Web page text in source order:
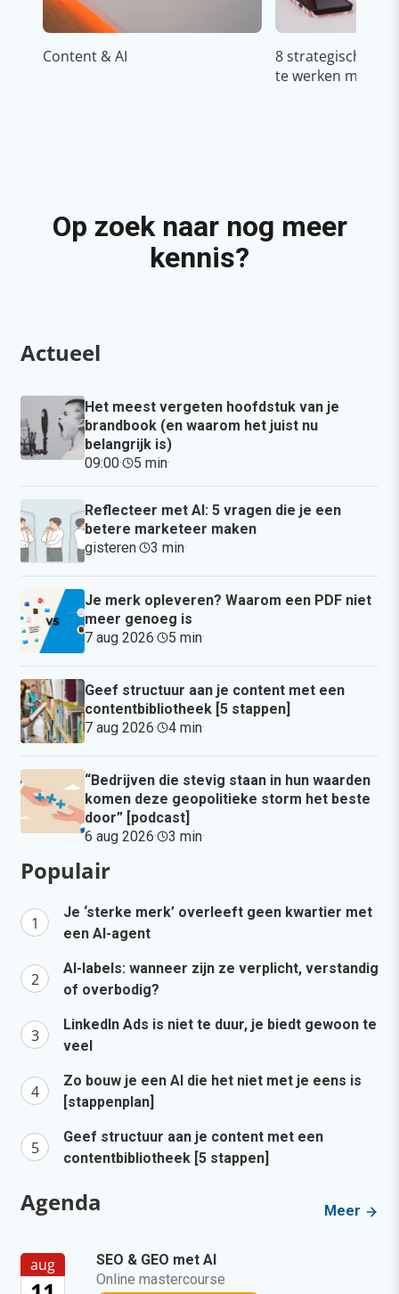
Content & AI
8 strategische
te werken met
Op zoek naar nog meer
kennis?
Actueel
Het meest vergeten hoofdstuk van je
brandbook (en waarom het juist nu
belangrijk is)
09:00· 5 min·
Reflecteer met AI: 5 vragen die je een
betere marketeer maken
gisteren· 3 min·
Je merk opleveren? Waarom een PDF niet
meer genoeg is
7 aug 2026· 5 min·
Geef structuur aan je content met een
contentbibliotheek [5 stappen]
7 aug 2026· 4 min·
“Bedrijven die stevig staan in hun waarden
komen deze geopolitieke storm het beste
door” [podcast]
6 aug 2026· 3 min·
Populair
Je ‘sterke merk’ overleeft geen kwartier met
een AI-agent
AI-labels: wanneer zijn ze verplicht, verstandig
of overbodig?
LinkedIn Ads is niet te duur, je biedt gewoon te
veel
Zo bouw je een AI die het niet met je eens is
[stappenplan]
Geef structuur aan je content met een
contentbibliotheek [5 stappen]
Agenda Meer
aug
SEO & GEO met AI
Online mastercourse